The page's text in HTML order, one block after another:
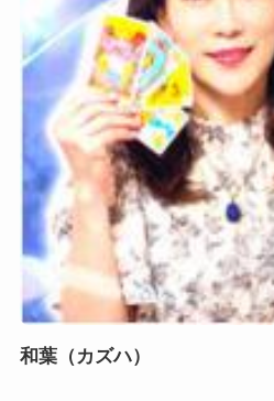
和葉（カズハ）